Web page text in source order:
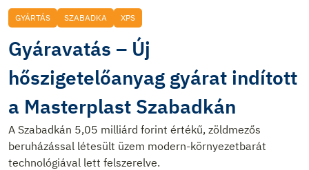
GYÁRTÁS SZABADKA XPS
Gyáravatás – Új
hőszigetelőanyag gyárat indított
a Masterplast Szabadkán
A Szabadkán 5,05 milliárd forint értékű, zöldmezős
beruházással létesült üzem modern-környezetbarát
technológiával lett felszerelve.